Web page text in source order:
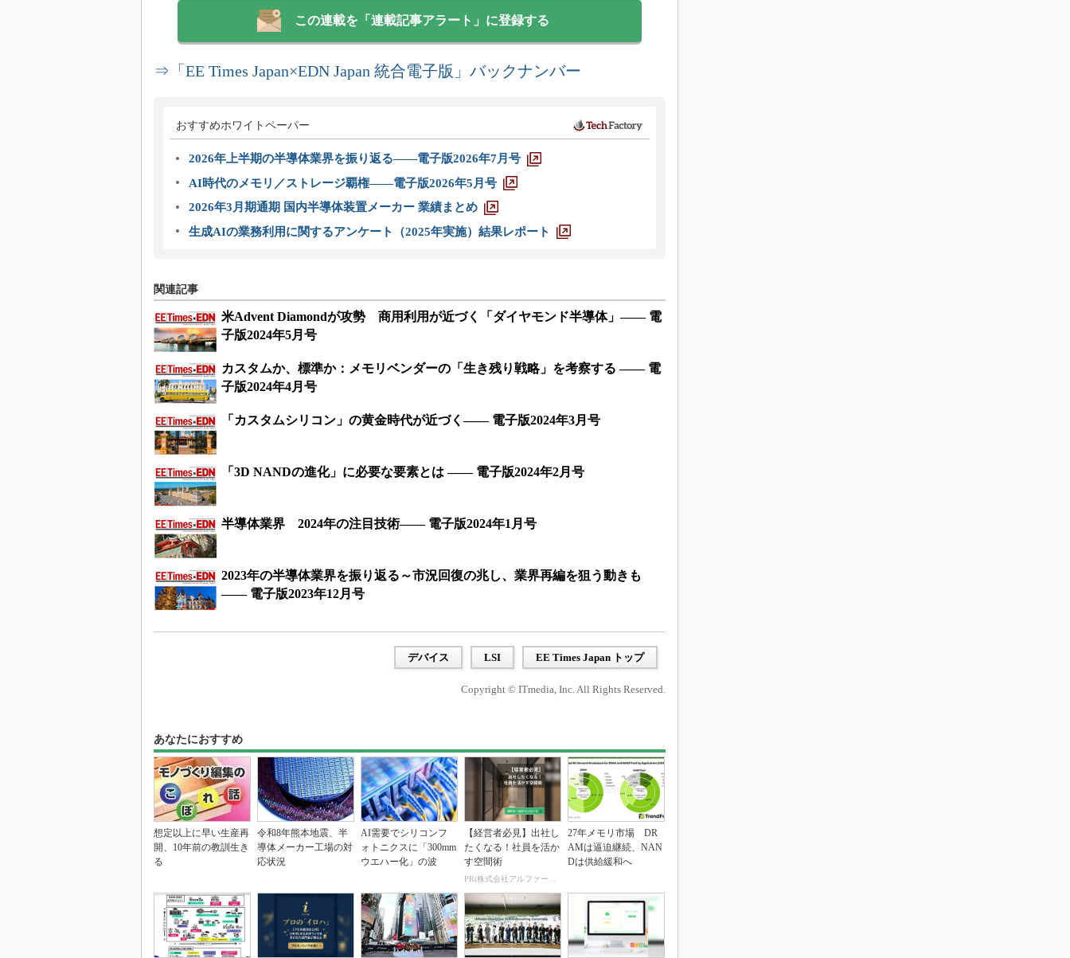
この連載を「連載記事アラート」に登録する
⇒「EE Times Japan×EDN Japan 統合電子版」バックナンバー
おすすめホワイトペーパー
2026年上半期の半導体業界を振り返る――電子版2026年7月号
AI時代のメモリ／ストレージ覇権――電子版2026年5月号
2026年3月期通期 国内半導体装置メーカー 業績まとめ
生成AIの業務利用に関するアンケート（2025年実施）結果レポート
関連記事
米Advent Diamondが攻勢 商用利用が近づく「ダイヤモンド半導体」―― 電
子版2024年5月号
カスタムか、標準か：メモリベンダーの「生き残り戦略」を考察する ―― 電
子版2024年4月号
「カスタムシリコン」の黄金時代が近づく―― 電子版2024年3月号
「3D NANDの進化」に必要な要素とは ―― 電子版2024年2月号
半導体業界 2024年の注目技術―― 電子版2024年1月号
2023年の半導体業界を振り返る～市況回復の兆し、業界再編を狙う動きも
―― 電子版2023年12月号
デバイス LSI EE Times Japan トップ
Copyright © ITmedia, Inc. All Rights Reserved.
あなたにおすすめ
想定以上に早い生産再
開、10年前の教訓生き
る
令和8年熊本地震、半
導体メーカー工場の対
応状況
AI需要でシリコンフ
ォトニクスに「300mm
ウエハー化」の波
【経営者必見】出社し
たくなる！社員を活か
す空間術
PR(株式会社アルファーテクノ)
27年メモリ市場 DR
AMは逼迫継続、NAN
Dは供給緩和へ